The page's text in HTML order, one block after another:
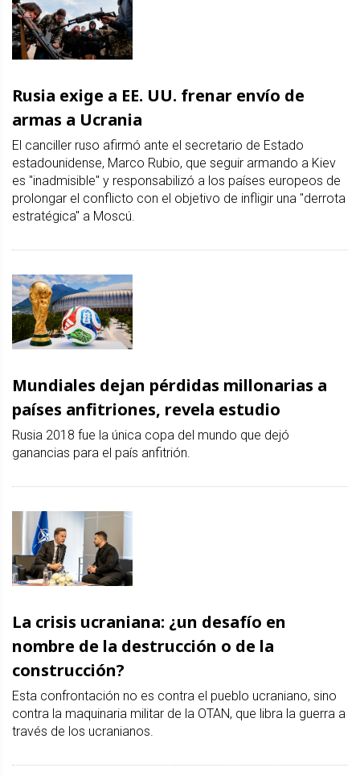
Rusia exige a EE. UU. frenar envío de
armas a Ucrania
El canciller ruso afirmó ante el secretario de Estado
estadounidense, Marco Rubio, que seguir armando a Kiev
es "inadmisible" y responsabilizó a los países europeos de
prolongar el conflicto con el objetivo de infligir una "derrota
estratégica" a Moscú.
Mundiales dejan pérdidas millonarias a
países anfitriones, revela estudio
Rusia 2018 fue la única copa del mundo que dejó
ganancias para el país anfitrión.
La crisis ucraniana: ¿un desafío en
nombre de la destrucción o de la
construcción?
Esta confrontación no es contra el pueblo ucraniano, sino
contra la maquinaria militar de la OTAN, que libra la guerra a
través de los ucranianos.